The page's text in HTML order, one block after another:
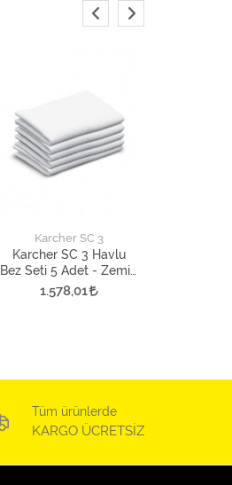
Karcher SC 3
Karcher SC 3 Havlu
Bez Seti 5 Adet - Zemin
Aparatı İçin
1.578,01
Tüm ürünlerde
KARGO ÜCRETSİZ